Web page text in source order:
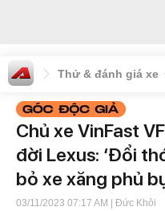
Thử & đánh giá xe
Chủ xe VinFast
đời Lexus: ‘Đổi
bỏ xe xăng phủ
03/11/2023 07:17 AM | Đức Khôi